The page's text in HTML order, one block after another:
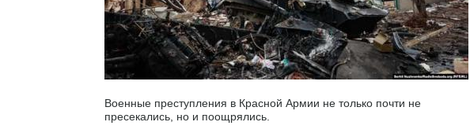
Военные преступления в Красной Армии не только почти не
пресекались, но и поощрялись.